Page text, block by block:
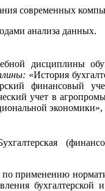
современных
анализа данных.
дисциплины
«История
финансовый
учет в
экономики»,
применению